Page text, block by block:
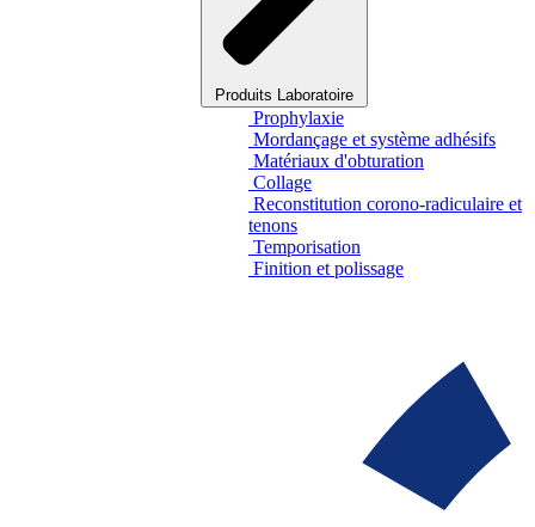
Produits Laboratoire
Prophylaxie
Mordançage et système adhésifs
Matériaux d'obturation
Collage
Reconstitution corono-radiculaire et
tenons
Temporisation
Finition et polissage